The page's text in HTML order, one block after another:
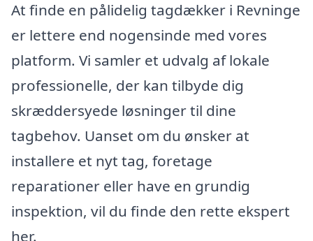
At finde en pålidelig tagdækker i Revninge
er lettere end nogensinde med vores
platform. Vi samler et udvalg af lokale
professionelle, der kan tilbyde dig
skræddersyede løsninger til dine
tagbehov. Uanset om du ønsker at
installere et nyt tag, foretage
reparationer eller have en grundig
inspektion, vil du finde den rette ekspert
her.